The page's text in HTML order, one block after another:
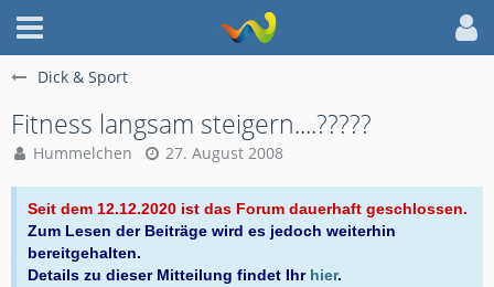
Dick & Sport
Fitness langsam steigern....?????
Hummelchen 27. August 2008
Seit dem 12.12.2020 ist das Forum dauerhaft geschlossen.
Zum Lesen der Beiträge wird es jedoch weiterhin
bereitgehalten.
Details zu dieser Mitteilung findet Ihr hier.